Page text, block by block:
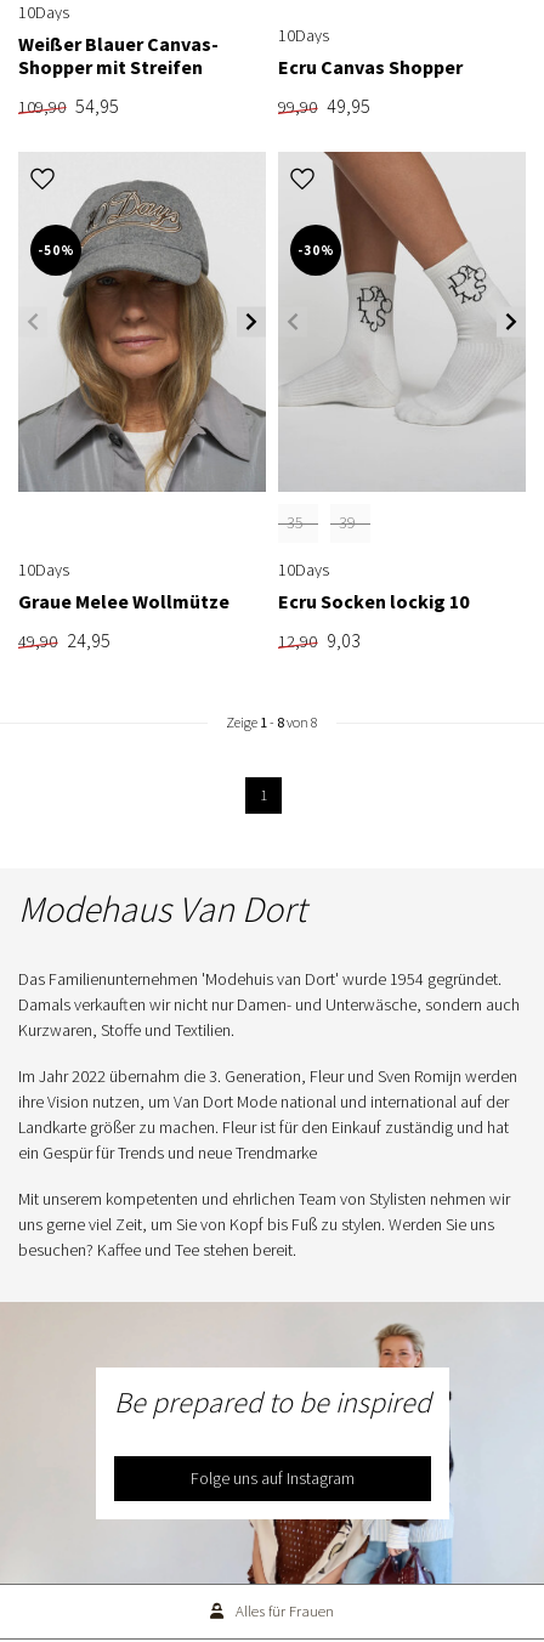
10Days
Weißer Blauer Canvas-
Shopper mit Streifen
109,90 54,95
10Days
Ecru Canvas Shopper
99,90 49,95
-50%
10Days
Graue Melee Wollmütze
49,90 24,95
-30%
35-
39-
10Days
Ecru Socken lockig 10
12,90 9,03
Zeige 1- 8von 8
1
Modehaus Van Dort
Das Familienunternehmen 'Modehuis van Dort' wurde 1954 gegründet.
Damals verkauften wir nicht nur Damen- und Unterwäsche, sondern auch
Kurzwaren, Stoffe und Textilien.
Im Jahr 2022 übernahm die 3. Generation, Fleur und Sven Romijn werden
ihre Vision nutzen, um Van Dort Mode national und international auf der
Landkarte größer zu machen. Fleur ist für den Einkauf zuständig und hat
ein Gespür für Trends und neue Trendmarke
Mit unserem kompetenten und ehrlichen Team von Stylisten nehmen wir
uns gerne viel Zeit, um Sie von Kopf bis Fuß zu stylen. Werden Sie uns
besuchen? Kaffee und Tee stehen bereit.
Be prepared to be inspired
Folge uns auf Instagram
Alles für Frauen